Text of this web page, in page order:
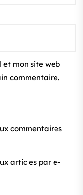
et mon site web
commentaire.
commentaires
articles par e-